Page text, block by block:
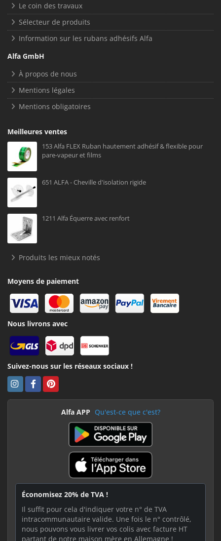
Le coin des travaux
Sélecteur de produits
Information sur les rubans adhésifs Alfa
Alfa GmbH
À propos de nous
Mentions légales
Mentions obligatoires
Meilleures ventes
153 Alfa FLEX Ruban hautement adhésif & flexible pour
pare-vapeur et films
651 ALFA - Cheville d'isolation rigide
1211 Alfa Équerre avec renfort
Produits les mieux notés
Moyens de paiement
Nous livrons avec
Suivez-nous sur les réseaux sociaux !
Alfa APP Qu'est-ce que c'est?
Économisez 20% de TVA !
Il suffit pour cela d'indiquer votre n° de TVA
intracommunautaire valide. Une fois le n° contrôlé,
nous pouvons vous livrer vos colis avec facture HT
partant de notre maison mère en Allemagne !